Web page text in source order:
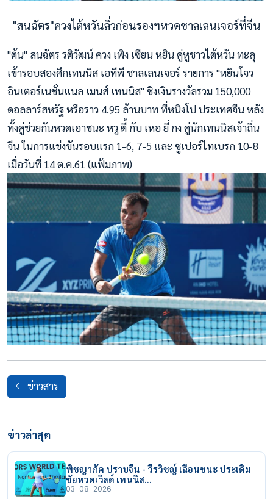
"สนฉัตร"ควงไต้หวันลิ่วก่อนรองฯหวดชาลเลนเจอร์ที่จีน
"ต้น" สนฉัตร รติวัฒน์ ควง เพิง เซียน หยิน คู่หูชาวไต้หวัน ทะลุ
เข้ารอบสองศึกเทนนิส เอทีพี ชาลเลนเจอร์ รายการ "หยินโจว
อินเตอร์เนชั่นแนล เมนส์ เทนนิส" ชิงเงินรางวัลรวม 150,000
ดอลลาร์สหรัฐ หรือราว 4.95 ล้านบาท ที่หนิงโป ประเทศจีน หลัง
ทั้งคู่ช่วยกันหวดเอาชนะ หวู ตี้ กับ เหอ ยี่ กง คู่นักเทนนิสเจ้าถิ่น
จีน ในการแข่งขันรอบแรก 1-6, 7-5 และ ซูเปอร์ไทเบรก 10-8
เมื่อวันที่ 14 ต.ค.61 (แฟ้มภาพ)
ข่าวสาร
ข่าวล่าสุด
พิชญาภัค ปราบจีน - วีรวิชญ์ เฉือนชนะ ประเดิม
ชัยหวดเวิลด์ เทนนิส…
03-08-2026